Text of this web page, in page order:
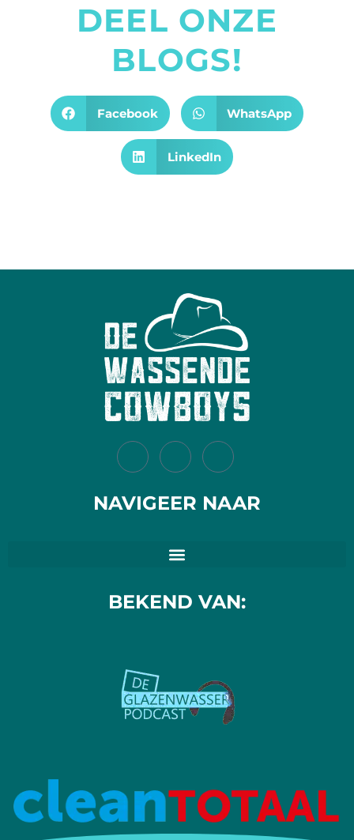
DEEL ONZE
BLOGS!
Facebook WhatsApp
LinkedIn
NAVIGEER NAAR
BEKEND VAN: